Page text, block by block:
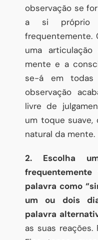
observação se
a si próprio
frequentemente.
uma
mente e a
se-á em todas
observação
livre de
um toque
natural da mente.
2. Escolha
palavra como
um ou dois
palavra
as suas